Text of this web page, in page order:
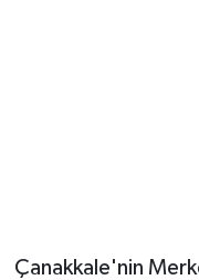
Çanakkale'nin